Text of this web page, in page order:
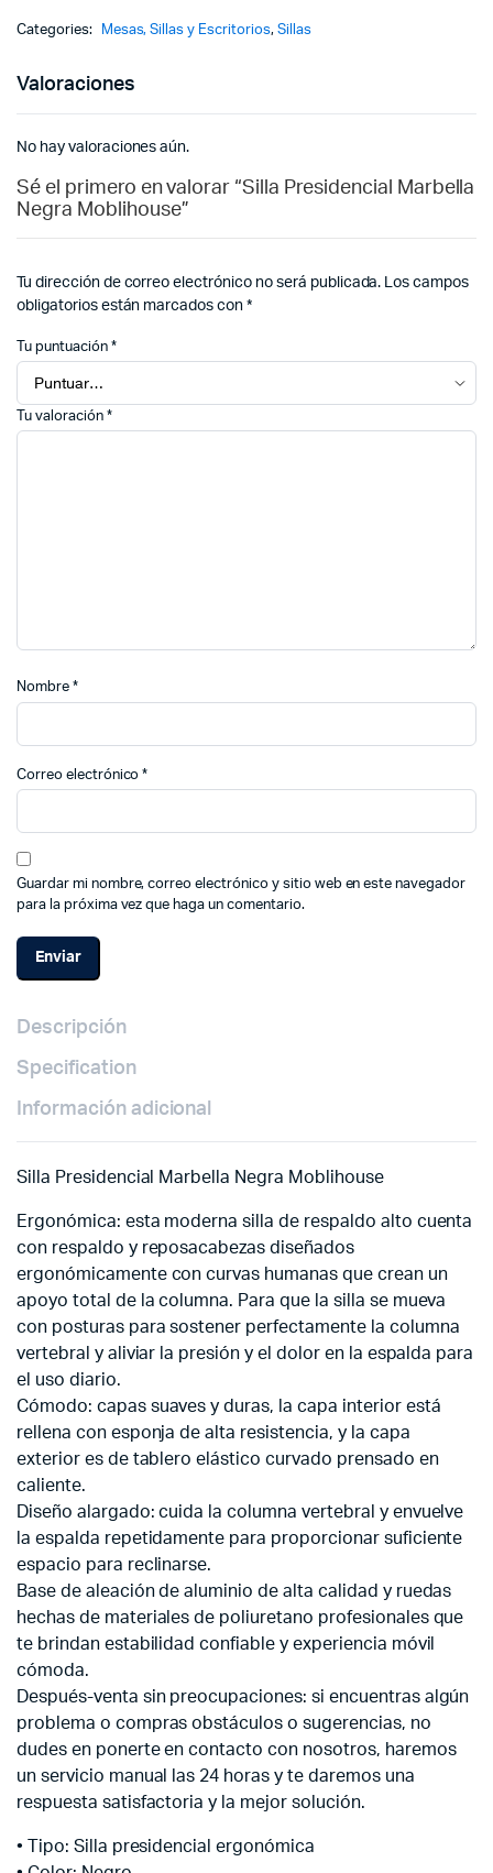
Categories: Mesas, Sillas y Escritorios, Sillas
Valoraciones
No hay valoraciones aún.
Sé el primero en valorar “Silla Presidencial Marbella
Negra Moblihouse”
Tu dirección de correo electrónico no será publicada. Los campos
obligatorios están marcados con*
Tu puntuación *
Tu valoración *
Nombre *
Correo electrónico*
Guardar mi nombre, correo electrónico y sitio web en este navegador
para la próxima vez que haga un comentario.
Descripción
Specification
Información adicional
Silla Presidencial Marbella Negra Moblihouse
Ergonómica: esta moderna silla de respaldo alto cuenta
con respaldo y reposacabezas diseñados
ergonómicamente con curvas humanas que crean un
apoyo total de la columna. Para que la silla se mueva
con posturas para sostener perfectamente la columna
vertebral y aliviar la presión y el dolor en la espalda para
el uso diario.
Cómodo: capas suaves y duras, la capa interior está
rellena con esponja de alta resistencia, y la capa
exterior es de tablero elástico curvado prensado en
caliente.
Diseño alargado: cuida la columna vertebral y envuelve
la espalda repetidamente para proporcionar suficiente
espacio para reclinarse.
Base de aleación de aluminio de alta calidad y ruedas
hechas de materiales de poliuretano profesionales que
te brindan estabilidad confiable y experiencia móvil
cómoda.
Después-venta sin preocupaciones: si encuentras algún
problema o compras obstáculos o sugerencias, no
dudes en ponerte en contacto con nosotros, haremos
un servicio manual las 24 horas y te daremos una
respuesta satisfactoria y la mejor solución.
• Tipo: Silla presidencial ergonómica